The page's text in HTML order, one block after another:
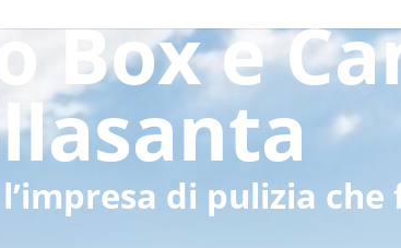
Box e
di pulizia